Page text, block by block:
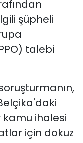
şüpheli
talebi
kamu ihalesi
için dokuz